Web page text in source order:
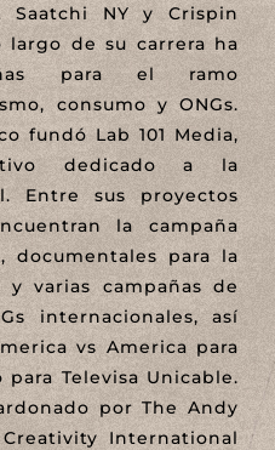
Saatchi NY y Crispin
largo de su carrera ha
para el ramo
consumo y ONGs.
fundó Lab 101 Media,
dedicado a la
Entre sus proyectos
la campaña
documentales para la
y varias campañas de
internacionales, así
vs America para
Televisa Unicable.
por The Andy
International